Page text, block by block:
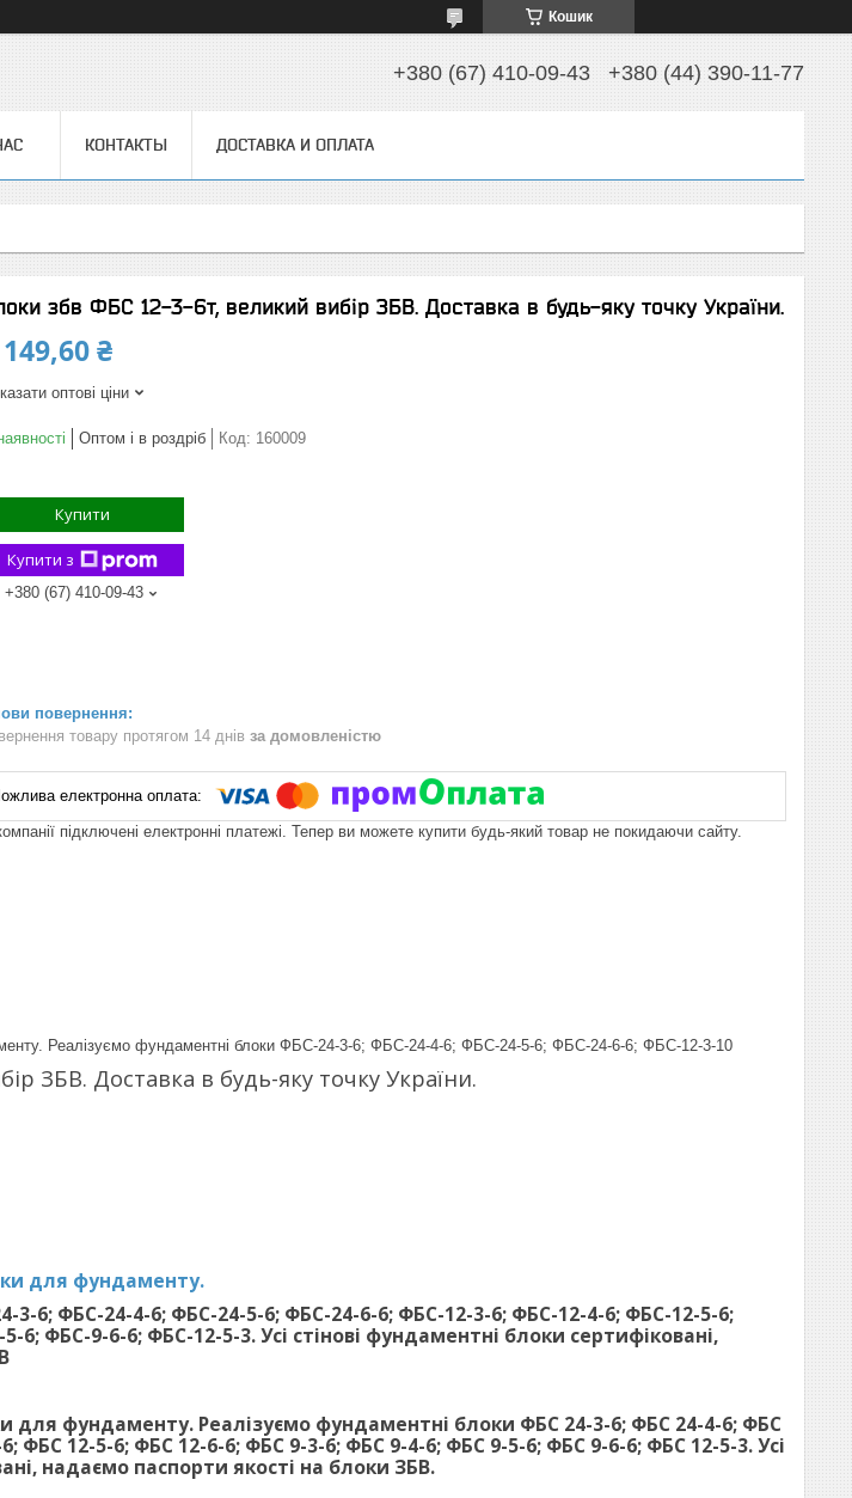
Кошик
+380 (67) 410-09-43 +380 (44) 390-11-77
КОНТАКТЫ ДОСТАВКА И ОПЛАТА
збв ФБС 12-3-6т, великий вибір ЗБВ. Доставка в будь-яку точку України.
₴
оптові ціни
Оптом і в роздріб Код: 160009
Купити
Купити з
+380 (67) 410-09-43
товару протягом 14 днів за домовленістю
підключені електронні платежі. Тепер ви можете купити будь-який товар не покидаючи сайту.
Реалізуємо фундаментні блоки ФБС-24-3-6; ФБС-24-4-6; ФБС-24-5-6; ФБС-24-6-6; ФБС-12-3-10
ЗБВ. Доставка в будь-яку точку України.
для фундаменту.
3-6; ФБС-24-4-6; ФБС-24-5-6; ФБС-24-6-6; ФБС-12-3-6; ФБС-12-4-6; ФБС-12-5-6;
ФБС-9-6-6; ФБС-12-5-3. Усі стінові фундаментні блоки сертифіковані,
для фундаменту. Реалізуємо фундаментні блоки ФБС 24-3-6; ФБС 24-4-6; ФБС
ФБС 12-5-6; ФБС 12-6-6; ФБС 9-3-6; ФБС 9-4-6; ФБС 9-5-6; ФБС 9-6-6; ФБС 12-5-3. Усі
надаємо паспорти якості на блоки ЗБВ.